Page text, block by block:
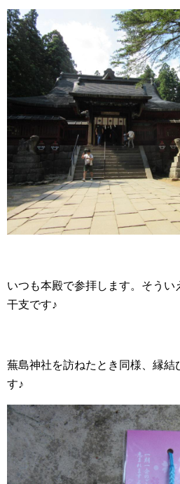
いつも本殿で参拝します。そう
干支です♪
蕪島神社を訪ねたとき同様、縁結
す♪